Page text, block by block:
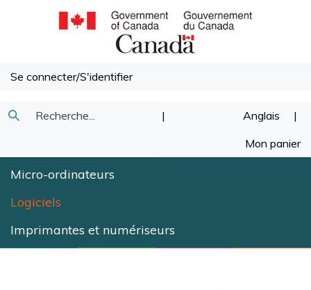
Se connecter/S'identifier
Recherche
Soumettre
recherche
| Anglais |
Mon panier
Micro-ordinateurs
Logiciels
Imprimantes et numériseurs